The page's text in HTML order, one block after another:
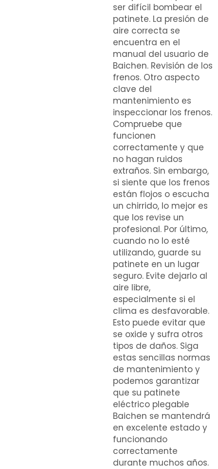
ser difícil bombear el
patinete. La presión de
aire correcta se
encuentra en el
manual del usuario de
Baichen. Revisión de los
frenos. Otro aspecto
clave del
mantenimiento es
inspeccionar los frenos.
Compruebe que
funcionen
correctamente y que
no hagan ruidos
extraños. Sin embargo,
si siente que los frenos
están flojos o escucha
un chirrido, lo mejor es
que los revise un
profesional. Por último,
cuando no lo esté
utilizando, guarde su
patinete en un lugar
seguro. Evite dejarlo al
aire libre,
especialmente si el
clima es desfavorable.
Esto puede evitar que
se oxide y sufra otros
tipos de daños. Siga
estas sencillas normas
de mantenimiento y
podemos garantizar
que su patinete
eléctrico plegable
Baichen se mantendrá
en excelente estado y
funcionando
correctamente
durante muchos años.